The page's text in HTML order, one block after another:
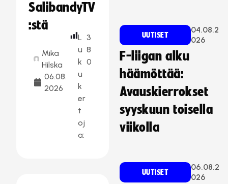
SalibandyTV
:stä
Mika
Hilska
06.08.
2026
L
u
k
u
k
er
t
oj
a:
3
8
0
UUTISET
04.08.2
026
F-liigan alku
häämöttää:
Avauskierrokset
syyskuun toisella
viikolla
UUTISET
06.08.2
026